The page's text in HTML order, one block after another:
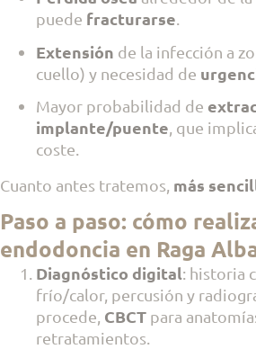
puede fracturarse.
Extensión de la infección a
cuello) y necesidad de
Mayor probabilidad de
implante/puente , que
coste.
Cuanto antes tratemos, más
Paso a paso: cómo
endodoncia en Raga
Diagnóstico digital: historia
frío/calor, percusión y
procede, CBCT para
retratamientos.